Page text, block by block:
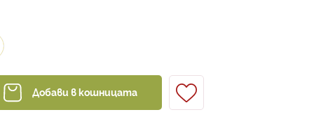
Добави в кошницата